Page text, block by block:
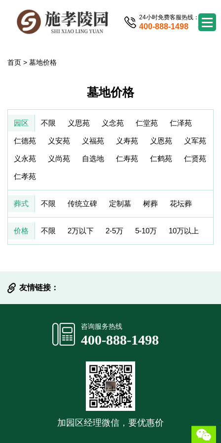
24小时免费客服热线：
400-888-1498
首页 > 墓地价格
墓地价格
园区 不限 义思苑 义念苑 仁堂苑 仁泽苑
仁德苑 义安苑 义福苑 义寿苑 义恩苑 义军苑
义永苑 义尚苑 自选地 仁寿苑 仁鹤苑 仁贤苑
仁孝苑
葬式 不限 传统立碑 定制墓 树葬 花坛葬
价格 不限 2万以下 2-5万 5-10万 10万以上
友情链接：
咨询服务热线
400-888-1498
加园区经理微信，要优惠价